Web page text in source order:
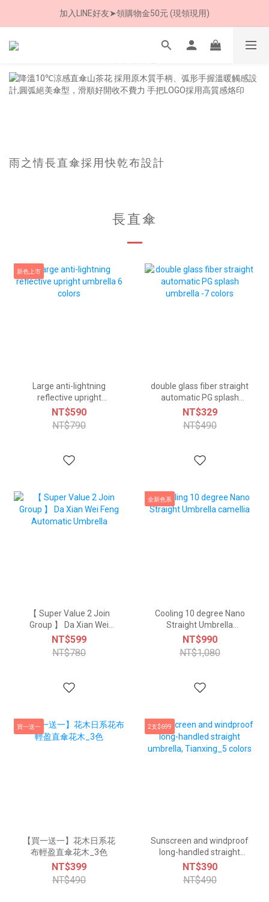
8/8 父親節限定 超商取貨免運費
加入LINE好友➤領購物金50元 (現領現用)
7/30-8/24 全館買就送 雨傘收納袋(乙個)
雨之情長直傘採用快乾布設計
長直傘
新色上市
Large anti-lightning
reflective upright
umbrella 6 colors
NT$590
NT$790
double glass fiber straight
automatic PG splash
umbrella -7 colors
NT$329
NT$490
【 Super Value 2 Join
Group 】 Da Xian Wei
Feng Automatic Umbrella
NT$599
NT$780
全新色系
Cooling 10 degree Nano
Straight Umbrella
camellia
NT$990
NT$1,080
買一送一
【買一送一】花木日系花
布輕盈直傘花木_3色
NT$399
NT$490
2支$699
Sunscreen and windproof
long-handled straight
umbrella, Tianxing_5
colors
NT$390
NT$490